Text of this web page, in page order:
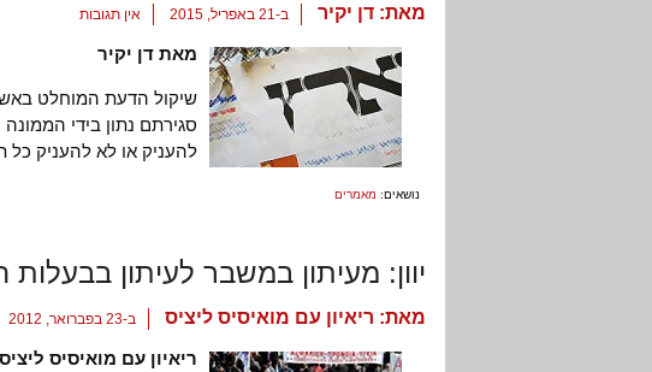
מאת: דן יקיר ב-21 באפריל, 2015 אין תגובות
מאת דן יקיר
שיקול הדעת המוחלט
סגירתם נתון בידי
להעניק או לא להעניק כל
נושאים: מאמרים
יוון: מעיתון במשבר לעיתון בבעלות
מאת: ריאיון עם מואיסיס ליציס ב-23 בפברואר, 2012
ריאיון עם מואיסיס ליציס